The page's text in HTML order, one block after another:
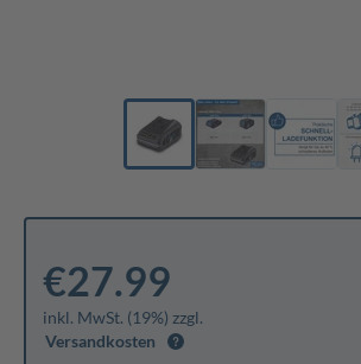
€27.99
inkl. MwSt. (19%) zzgl.
Versandkosten